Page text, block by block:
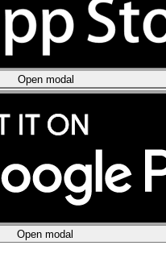
Open modal
Open modal